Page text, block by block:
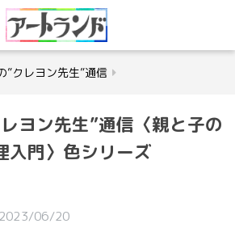
”クレヨン先生”通信
ヨン先生”通信〈親と子の
入門〉色シリーズ
2023/06/20